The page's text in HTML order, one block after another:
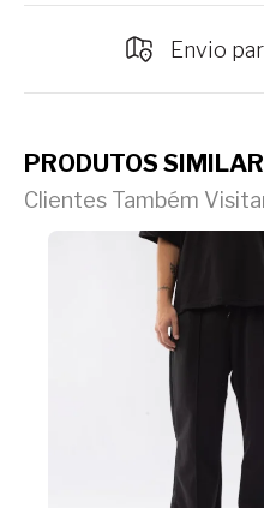
Frete
PRODUTOS
Clientes Também